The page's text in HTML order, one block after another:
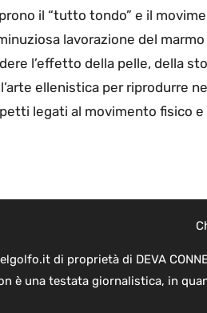
il “tutto tondo” e il
lavorazione del
l’effetto della pelle, della
ellenistica per riprodurre
legati al movimento fisico
di proprietà di DEVA
è una testata giornalistica, in